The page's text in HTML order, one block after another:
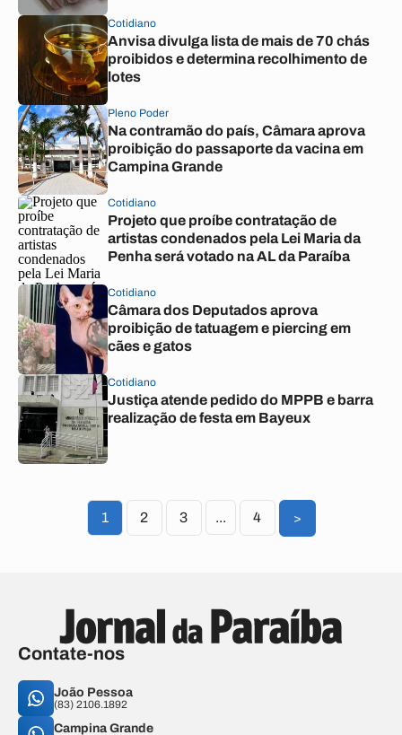
Cotidiano
Anvisa divulga lista de mais de 70 chás
proibidos e determina recolhimento de
lotes
Pleno Poder
Na contramão do país, Câmara aprova
proibição do passaporte da vacina em
Campina Grande
Cotidiano
Projeto que proíbe contratação de
artistas condenados pela Lei Maria da
Penha será votado na AL da Paraíba
Cotidiano
Câmara dos Deputados aprova
proibição de tatuagem e piercing em
cães e gatos
Cotidiano
Justiça atende pedido do MPPB e barra
realização de festa em Bayeux
1 2 3 ... 4 >
Contate-nos
João Pessoa
(83) 2106.1892
Campina Grande